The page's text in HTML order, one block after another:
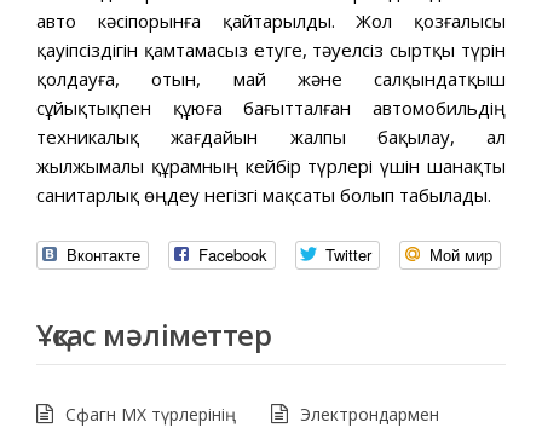
авто кәсіпорынға қайтарылды. Жол қозғалысы
қауіпсіздігін қамтамасыз етуге, тәуелсіз сыртқы түрін
қолдауға, отын, май және салқындатқыш
сұйықтықпен құюға бағытталған автомобильдің
техникалық жағдайын жалпы бақылау, ал
жылжымалы құрамның кейбір түрлері үшін шанақты
санитарлық өңдеу негізгі мақсаты болып табылады.
Вконтакте Facebook Twitter Мой мир
Ұқсас мәліметтер
Сфагн МХ түрлерінің
Электрондармен